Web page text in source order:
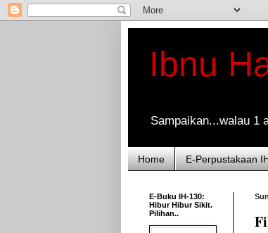
Ibnu
Sampaikan...walau 1
Home E-Perpustakaan
E-Buku IH-130:
Hibur Hibur Sikit.
Pilihan..